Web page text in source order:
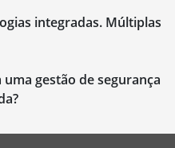
integradas. Múltiplas
gestão de segurança